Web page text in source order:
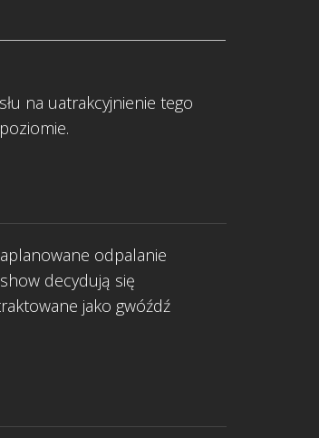
na uatrakcyjnienie tego
odpalanie
decydują się
jako gwóźdź